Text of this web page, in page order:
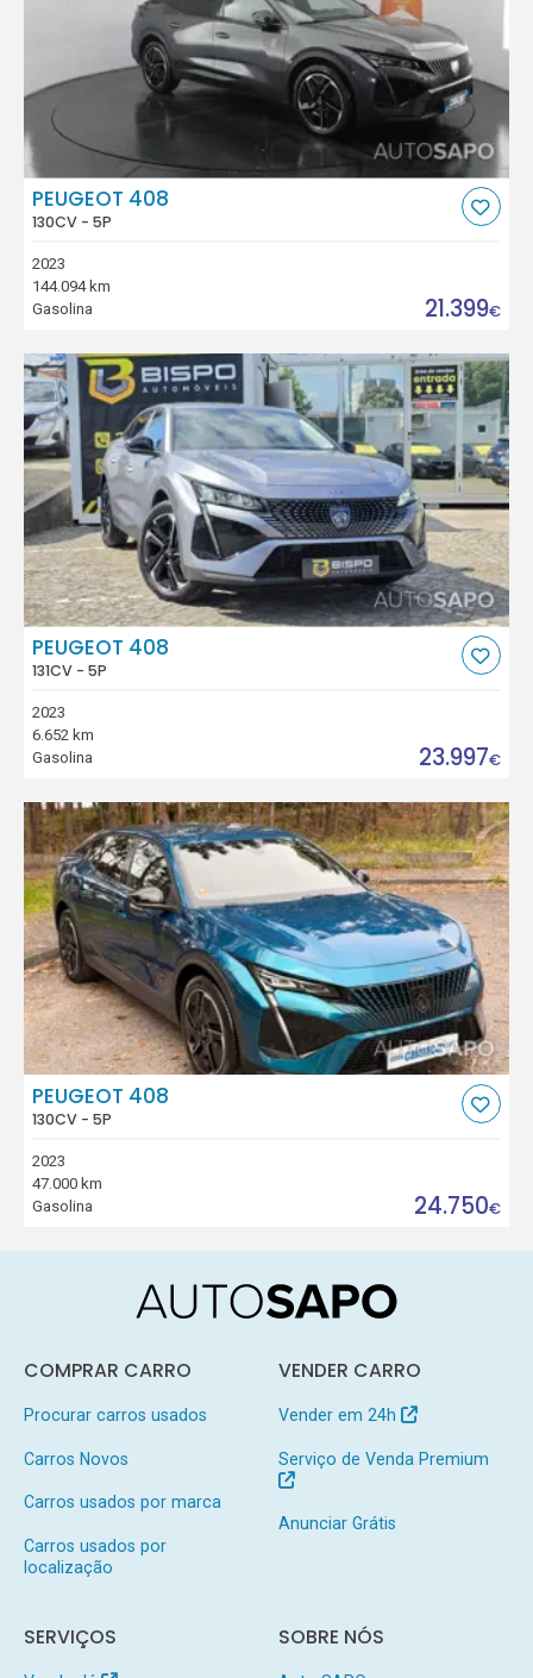
PEUGEOT 408
130CV - 5P
2023
144.094 km
Gasolina
21.399€
PEUGEOT 408
131CV - 5P
2023
6.652 km
Gasolina
23.997€
PEUGEOT 408
130CV - 5P
2023
47.000 km
Gasolina
24.750€
COMPRAR CARRO
Procurar carros usados
Carros Novos
Carros usados por marca
Carros usados por
localização
VENDER CARRO
Vender em 24h
Serviço de Venda Premium
Anunciar Grátis
SERVIÇOS SOBRE NÓS